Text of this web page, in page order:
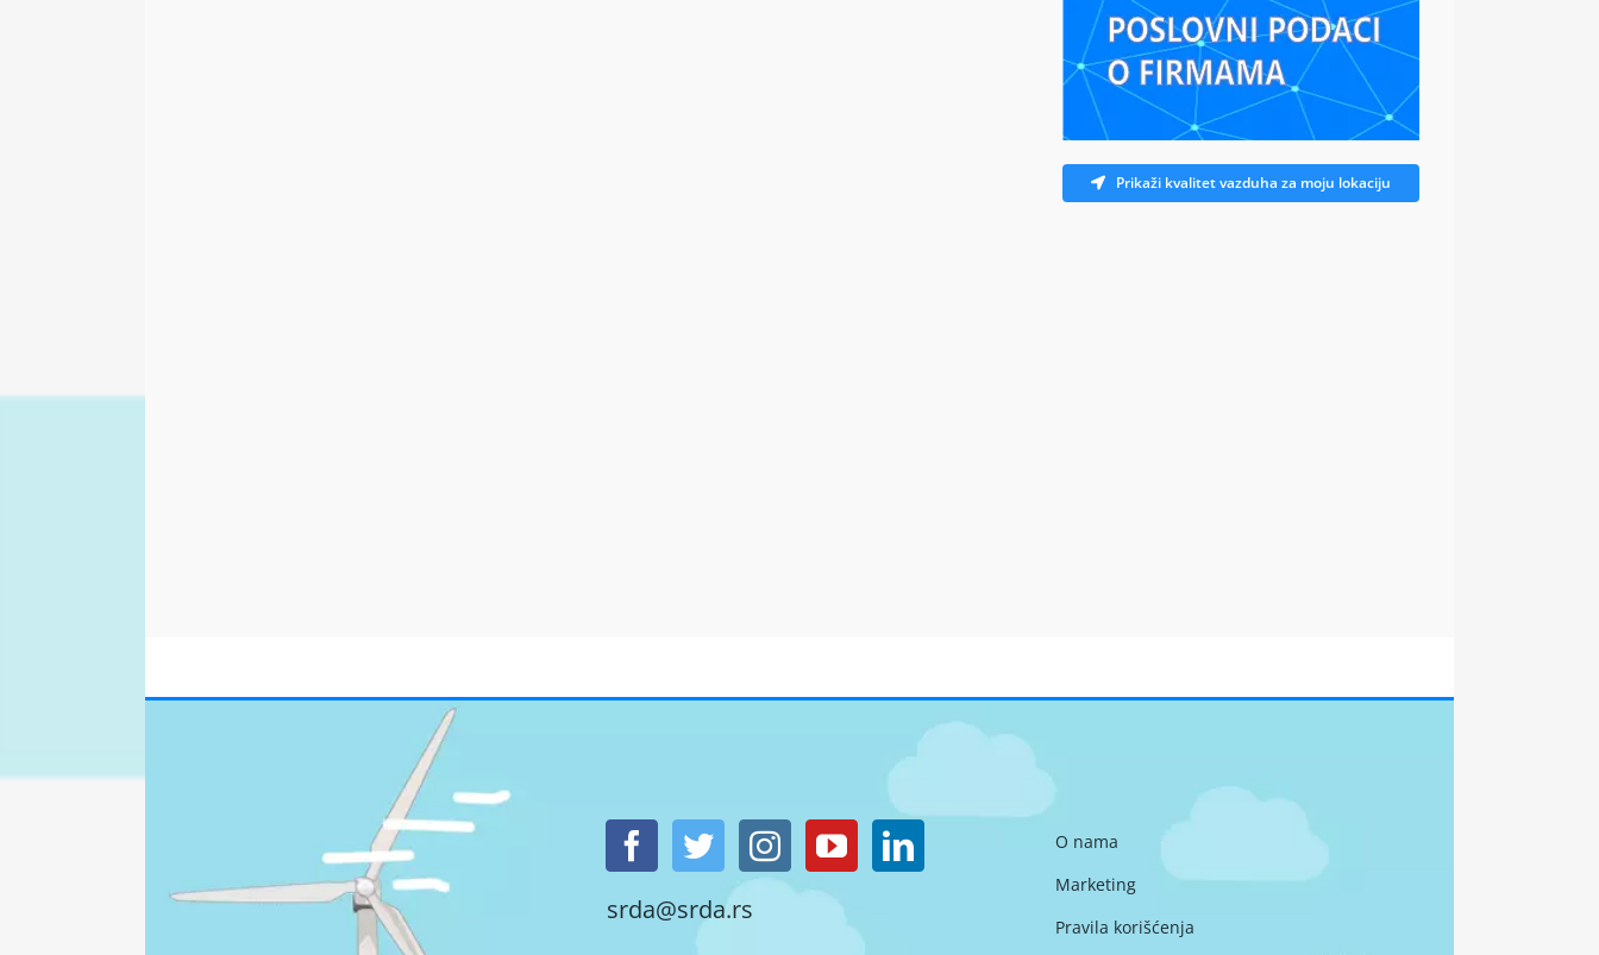
Prikaži kvalitet vazduha za moju lokaciju
srda@srda.rs
O nama
Marketing
Pravila korišćenja